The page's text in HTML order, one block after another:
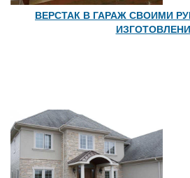
ВЕРСТАК В ГАРАЖ СВОИМИ